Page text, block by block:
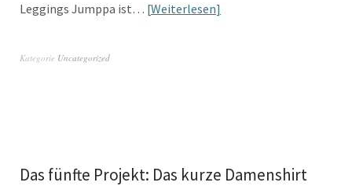
Leggings Jumppa ist… Weiterlesen
Kategorie Uncategorized
Das fünfte Projekt: Das kurze Damenshirt